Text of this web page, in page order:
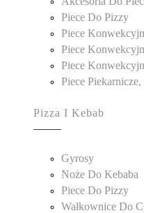
Piece Do Pizzy
Piece
Piece
Piece
Piece
Pizza I Kebab
Gyrosy
Noże Do Kebaba
Piece Do Pizzy
Wałkownice Do